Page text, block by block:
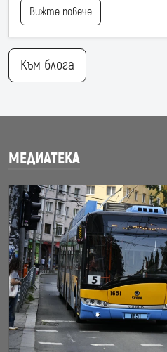
Вижте повече
Към блога
МЕДИАТЕКА